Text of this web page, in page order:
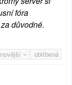
fóra
důvodné.
oblíbené